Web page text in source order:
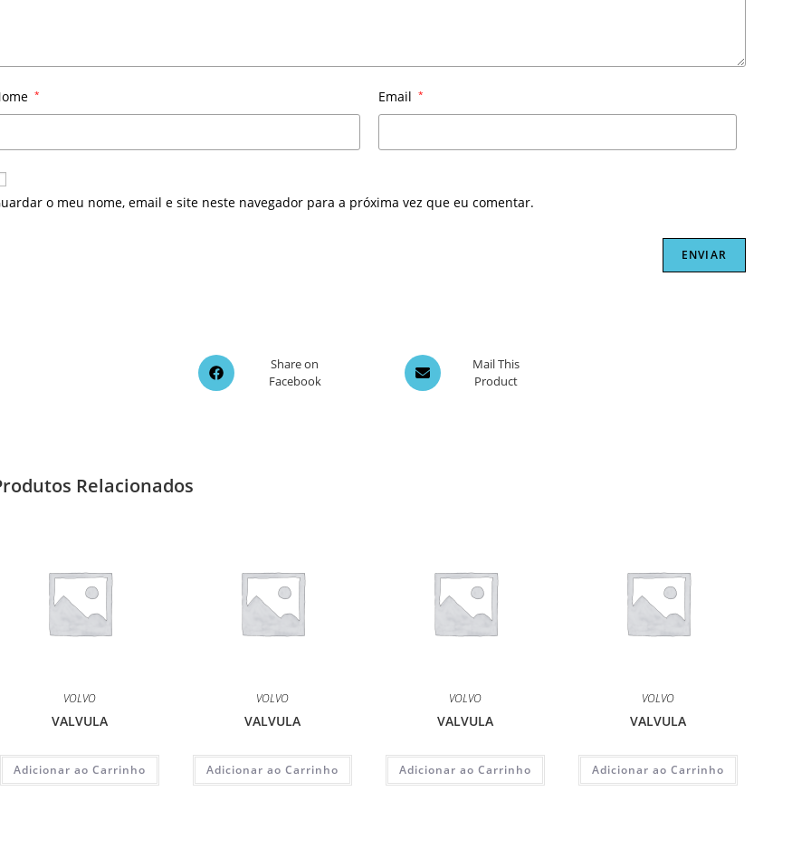
* Email *
o meu nome, email e site neste navegador para a próxima vez que eu comentar.
Opens
in
Share on
Facebook
Opens
in
Mail This
Product
Relacionados
VOLVO
VALVULA
Adicionar ao Carrinho
VOLVO
VALVULA
Adicionar ao Carrinho
VOLVO
VALVULA
Adicionar ao Carrinho
VOLVO
VALVULA
Adicionar ao Carrinho